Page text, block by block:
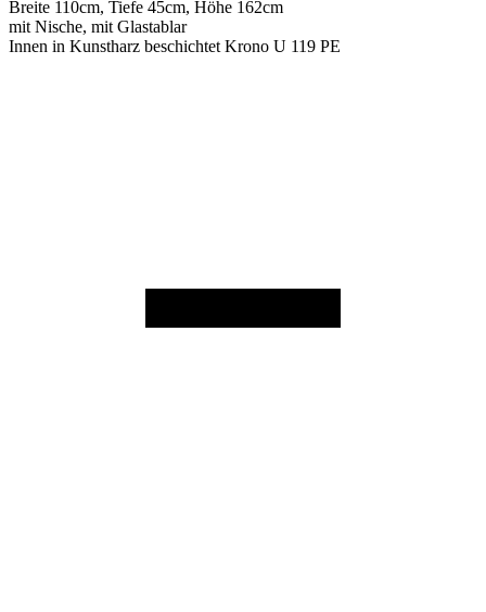
Breite 110cm, Tiefe 45cm, Höhe 162cm
mit Nische, mit Glastablar
Innen in Kunstharz beschichtet Krono U 119 PE